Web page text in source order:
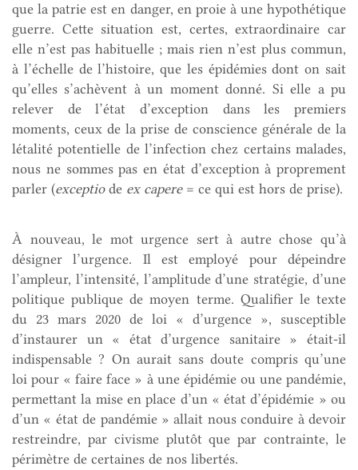
que la patrie est en danger, en proie à une hypothétique
guerre. Cette situation est, certes, extraordinaire car
elle n’est pas habituelle ; mais rien n’est plus commun,
à l’échelle de l’histoire, que les épidémies dont on sait
qu’elles s’achèvent à un moment donné. Si elle a pu
relever de l’état d’exception dans les premiers
moments, ceux de la prise de conscience générale de la
létalité potentielle de l’infection chez certains malades,
nous ne sommes pas en état d’exception à proprement
parler (exceptiode ex capere= ce qui est hors de prise).
À nouveau, le mot urgence sert à autre chose qu’à
désigner l’urgence. Il est employé pour dépeindre
l’ampleur, l’intensité, l’amplitude d’une stratégie, d’une
politique publique de moyen terme. Qualifier le texte
du 23 mars 2020 de loi « d’urgence », susceptible
d’instaurer un « état d’urgence sanitaire » était-il
indispensable ? On aurait sans doute compris qu’une
loi pour « faire face » à une épidémie ou une pandémie,
permettant la mise en place d’un « état d’épidémie » ou
d’un « état de pandémie » allait nous conduire à devoir
restreindre, par civisme plutôt que par contrainte, le
périmètre de certaines de nos libertés.